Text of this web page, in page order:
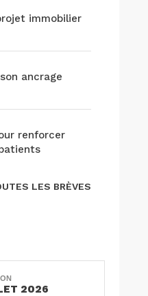
immobilier
ancrage
renforcer
LES BRÈVES
2026